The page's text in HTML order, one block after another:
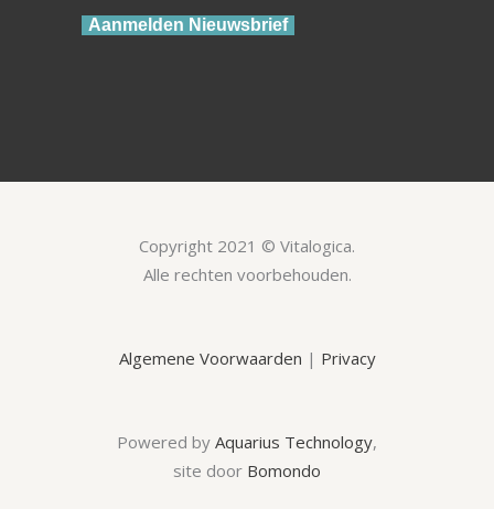
Aanmelden Nieuwsbrief
Copyright 2021 © Vitalogica.
Alle rechten voorbehouden.
Algemene Voorwaarden | Privacy
Powered by Aquarius Technology,
site door Bomondo